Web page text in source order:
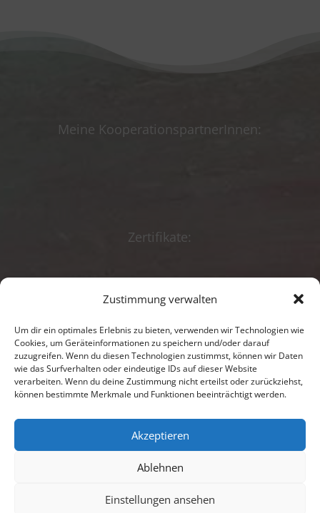
Zustimmung verwalten
Um dir ein optimales Erlebnis zu bieten, verwenden wir Technologien wie
Cookies, um Geräteinformationen zu speichern und/oder darauf
zuzugreifen. Wenn du diesen Technologien zustimmst, können wir Daten
wie das Surfverhalten oder eindeutige IDs auf dieser Website
verarbeiten. Wenn du deine Zustimmung nicht erteilst oder zurückziehst,
können bestimmte Merkmale und Funktionen beeinträchtigt werden.
Akzeptieren
Ablehnen
Einstellungen ansehen
Meine KooperationspartnerInnen:
Zertifikate:
Beratungsförderun
Impressum
Datenschutz
Anredeerklärung